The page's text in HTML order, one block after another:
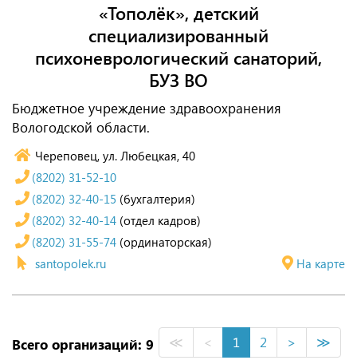
«Тополёк», детский
специализированный
психоневрологический санаторий,
БУЗ ВО
Бюджетное учреждение здравоохранения
Вологодской области.
Череповец, ул. Любецкая, 40
На карте
(8202) 31-52-10
(8202) 32-40-15 (бухгалтерия)
(8202) 32-40-14 (отдел кадров)
(8202) 31-55-74 (ординаторская)
santopolek.ru
Всего организаций: 9 ≪ < 1 2 > ≫